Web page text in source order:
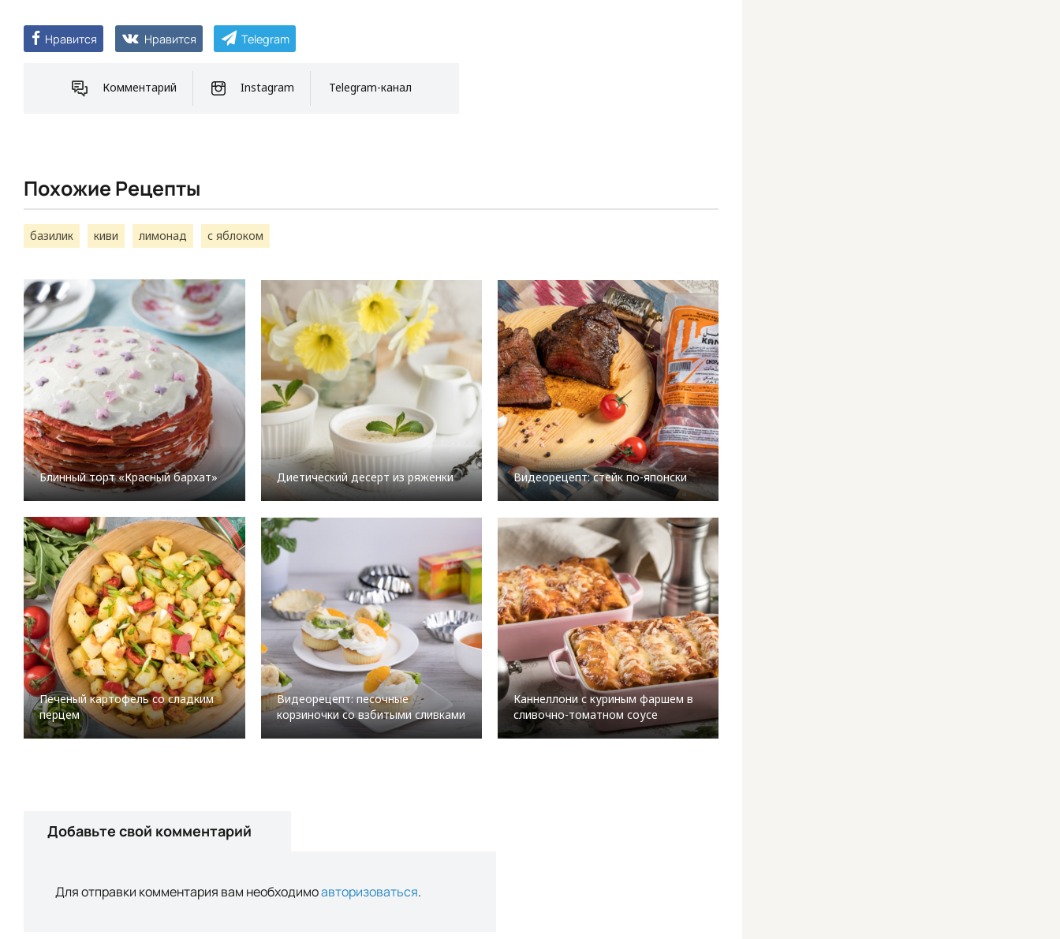
Нравится Нравится Telegram
Комментарий Instagram Telegram-канал
Похожие Рецепты
базилик киви лимонад с яблоком
Блинный торт «Красный бархат» Диетический десерт из ряженки Видеорецепт: стейк по-японски
Печеный картофель со сладким
перцем
Видеорецепт: песочные
корзиночки со взбитыми сливками
Каннеллони с куриным фаршем в
сливочно-томатном соусе
Добавьте свой комментарий
Для отправки комментария вам необходимоавторизоваться.